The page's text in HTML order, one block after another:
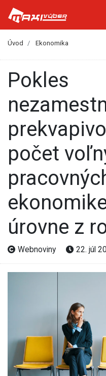
Úvod Ekonomika
Pokles
počet
úrovne z
Webnoviny 22. júl